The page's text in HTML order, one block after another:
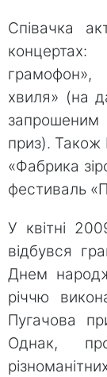
Співачка
грамофон»,
хвиля» (на
запрошеним
приз). Також
«Фабрика
фестиваль
У квітні
відбувся
Днем
річчю
Пугачова
Однак,